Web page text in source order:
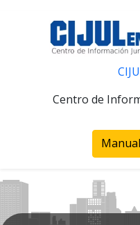
Centro de
Manual